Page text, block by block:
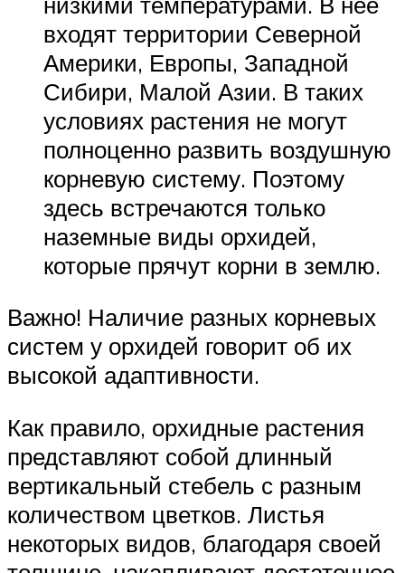
входят территории Северной
Америки, Европы, Западной
Сибири, Малой Азии. В таких
условиях растения не могут
полноценно развить воздушную
корневую систему. Поэтому
здесь встречаются только
наземные виды орхидей,
которые прячут корни в землю.
Важно! Наличие разных корневых
систем у орхидей говорит об их
высокой адаптивности.
Как правило, орхидные растения
представляют собой длинный
вертикальный стебель с разным
количеством цветков. Листья
некоторых видов, благодаря своей